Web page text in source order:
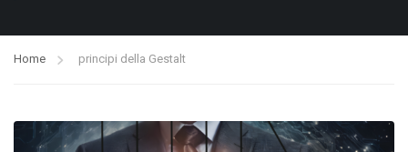
Home principi della Gestalt